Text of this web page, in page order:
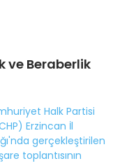
ve Beraberlik